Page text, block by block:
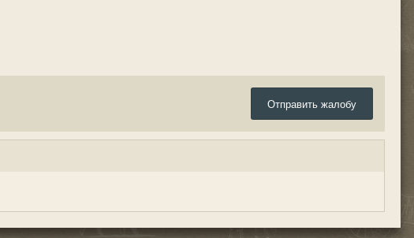
Отправить жалобу